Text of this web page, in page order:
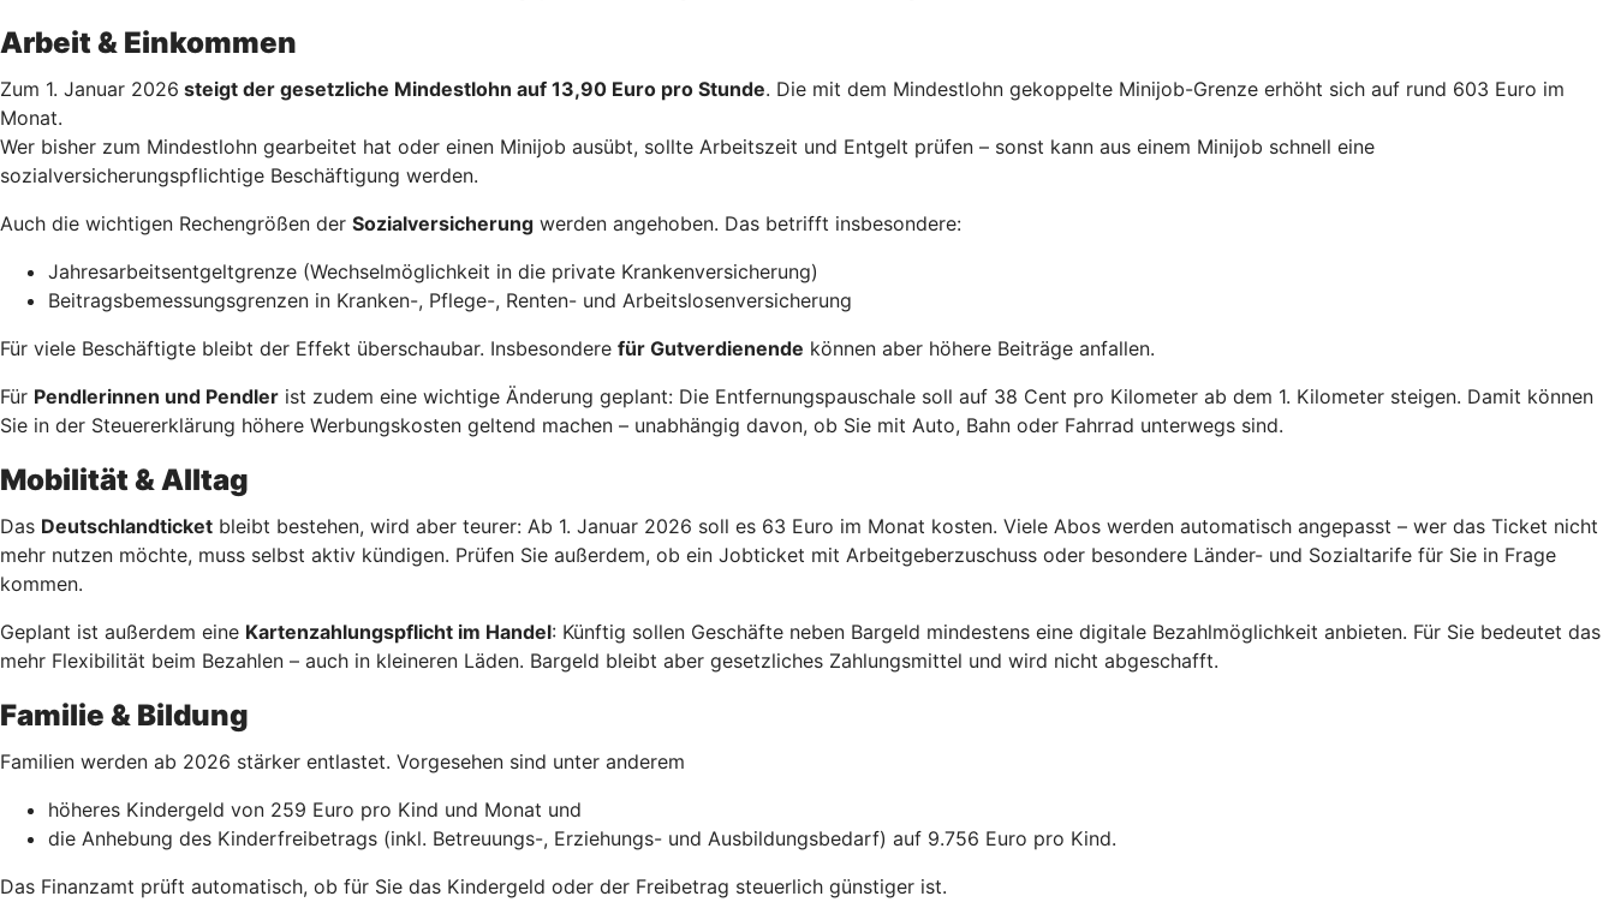
Arbeit & Einkommen
Zum 1. Januar 2026 steigt der gesetzliche Mindestlohn auf 13,90 Euro pro Stunde. Die mit dem Mindestlohn gekoppelte Minijob-Grenze erhöht sich auf rund 603 Euro im
Monat.
Wer bisher zum Mindestlohn gearbeitet hat oder einen Minijob ausübt, sollte Arbeitszeit und Entgelt prüfen – sonst kann aus einem Minijob schnell eine
sozialversicherungspflichtige Beschäftigung werden.
Auch die wichtigen Rechengrößen der Sozialversicherung werden angehoben. Das betrifft insbesondere:
Jahresarbeitsentgeltgrenze (Wechselmöglichkeit in die private Krankenversicherung)
Beitragsbemessungsgrenzen in Kranken-, Pflege-, Renten- und Arbeitslosenversicherung
Für viele Beschäftigte bleibt der Effekt überschaubar. Insbesondere für Gutverdienende können aber höhere Beiträge anfallen.
Für Pendlerinnen und Pendler ist zudem eine wichtige Änderung geplant: Die Entfernungspauschale soll auf 38 Cent pro Kilometer ab dem 1. Kilometer steigen. Damit können
Sie in der Steuererklärung höhere Werbungskosten geltend machen – unabhängig davon, ob Sie mit Auto, Bahn oder Fahrrad unterwegs sind.
Mobilität & Alltag
Das Deutschlandticket bleibt bestehen, wird aber teurer: Ab 1. Januar 2026 soll es 63 Euro im Monat kosten. Viele Abos werden automatisch angepasst – wer das Ticket nicht
mehr nutzen möchte, muss selbst aktiv kündigen. Prüfen Sie außerdem, ob ein Jobticket mit Arbeitgeberzuschuss oder besondere Länder- und Sozialtarife für Sie in Frage
kommen.
Geplant ist außerdem eine Kartenzahlungspflicht im Handel: Künftig sollen Geschäfte neben Bargeld mindestens eine digitale Bezahlmöglichkeit anbieten. Für Sie bedeutet das
mehr Flexibilität beim Bezahlen – auch in kleineren Läden. Bargeld bleibt aber gesetzliches Zahlungsmittel und wird nicht abgeschafft.
Familie & Bildung
Familien werden ab 2026 stärker entlastet. Vorgesehen sind unter anderem
höheres Kindergeld von 259 Euro pro Kind und Monat und
die Anhebung des Kinderfreibetrags (inkl. Betreuungs-, Erziehungs- und Ausbildungsbedarf) auf 9.756 Euro pro Kind.
Das Finanzamt prüft automatisch, ob für Sie das Kindergeld oder der Freibetrag steuerlich günstiger ist.